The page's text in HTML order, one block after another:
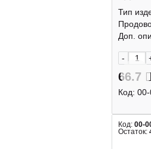
Тип
Доп.
-
66.7
Код:
Код: 00-
Остаток: